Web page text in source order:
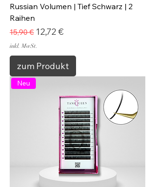
Russian Volumen | Tief Schwarz | 2
Raihen
Standardpreis
15,90 € Sale-Preis
12,72 €
inkl. MwSt.
zum Produkt
Neu